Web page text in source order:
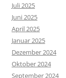
Juli 2025
Juni 2025
April 2025
Januar 2025
Dezember 2024
Oktober 2024
September 2024